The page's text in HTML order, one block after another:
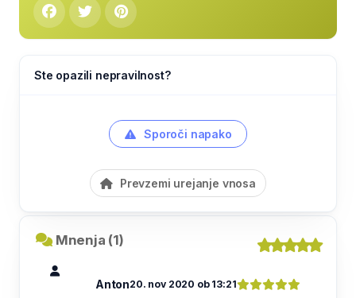
Ste opazili nepravilnost?
Sporoči napako
Prevzemi urejanje vnosa
Mnenja (1)
Anton20. nov 2020 ob 13:21